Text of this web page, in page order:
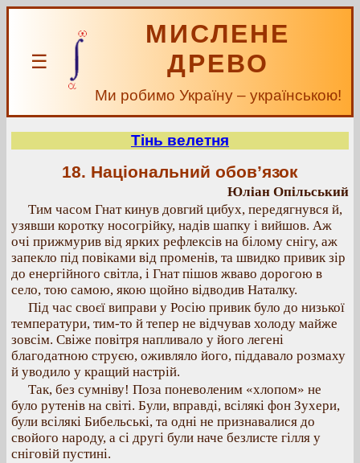
☰
МИСЛЕНЕ
ДРЕВО
Ми робимо Україну – українською!
Тінь велетня
18. Національний обов’язок
Юліан Опільський
Тим часом Гнат кинув довгий цибух, передягнувся й,
узявши коротку носогрійку, надів шапку і вийшов. Аж
очі прижмурив від ярких рефлексів на білому снігу, аж
запекло під повіками від променів, та швидко привик зір
до енергійного світла, і Гнат пішов жваво дорогою в
село, тою самою, якою щойно відводив Наталку.
Під час своєї виправи у Росію привик було до низької
температури, тим-то й тепер не відчував холоду майже
зовсім. Свіже повітря напливало у його легені
благодатною струєю, оживляло його, піддавало розмаху
й уводило у кращий настрій.
Так, без сумніву! Поза поневоленим «хлопом» не
було рутенів на світі. Були, вправді, всілякі фон Зухери,
були всілякі Бибельські, та одні не признавалися до
свойого народу, а сі другі були наче безлисте гілля у
сніговій пустині.